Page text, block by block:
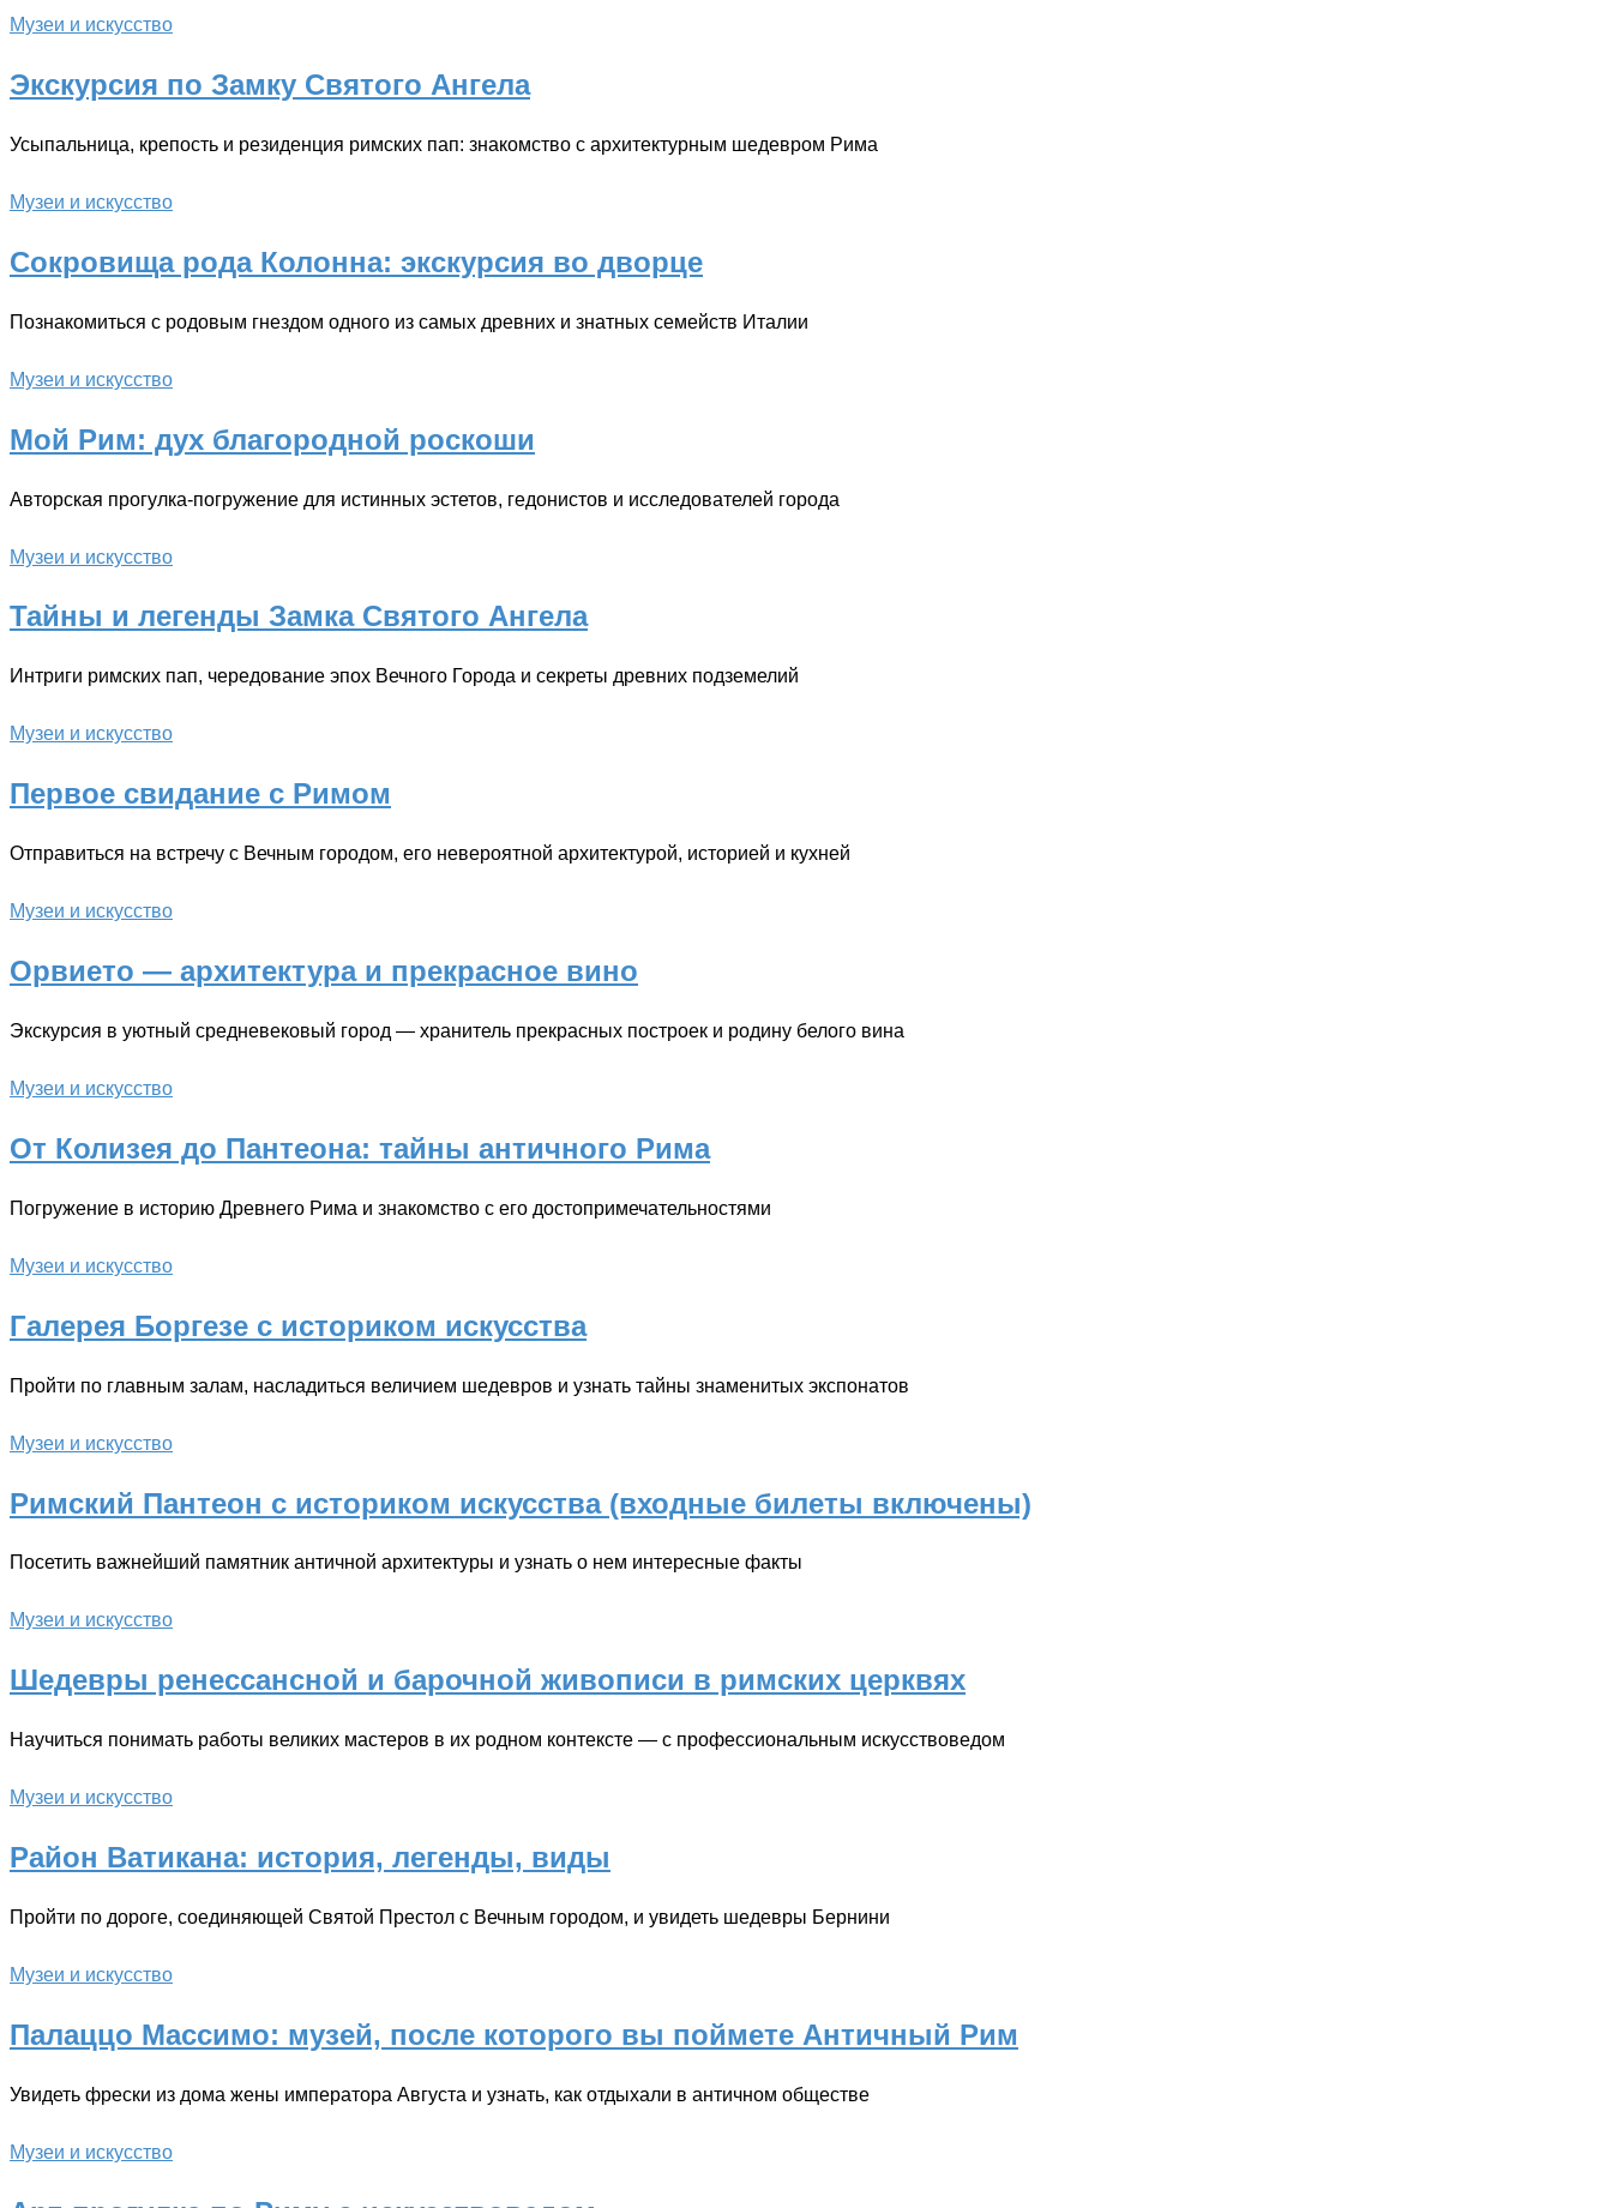
Музеи и искусство
Экскурсия по Замку Святого Ангела
Усыпальница, крепость и резиденция римских пап: знакомство с архитектурным шедевром Рима
Музеи и искусство
Сокровища рода Колонна: экскурсия во дворце
Познакомиться с родовым гнездом одного из самых древних и знатных семейств Италии
Музеи и искусство
Мой Рим: дух благородной роскоши
Авторская прогулка-погружение для истинных эстетов, гедонистов и исследователей города
Музеи и искусство
Тайны и легенды Замка Святого Ангела
Интриги римских пап, чередование эпох Вечного Города и секреты древних подземелий
Музеи и искусство
Первое свидание с Римом
Отправиться на встречу с Вечным городом, его невероятной архитектурой, историей и кухней
Музеи и искусство
Орвието — архитектура и прекрасное вино
Экскурсия в уютный средневековый город — хранитель прекрасных построек и родину белого вина
Музеи и искусство
От Колизея до Пантеона: тайны античного Рима
Погружение в историю Древнего Рима и знакомство с его достопримечательностями
Музеи и искусство
Галерея Боргезе с историком искусства
Пройти по главным залам, насладиться величием шедевров и узнать тайны знаменитых экспонатов
Музеи и искусство
Римский Пантеон с историком искусства (входные билеты включены)
Посетить важнейший памятник античной архитектуры и узнать о нем интересные факты
Музеи и искусство
Шедевры ренессансной и барочной живописи в римских церквях
Научиться понимать работы великих мастеров в их родном контексте — с профессиональным искусствоведом
Музеи и искусство
Район Ватикана: история, легенды, виды
Пройти по дороге, соединяющей Святой Престол с Вечным городом, и увидеть шедевры Бернини
Музеи и искусство
Палаццо Массимо: музей, после которого вы поймете Античный Рим
Увидеть фрески из дома жены императора Августа и узнать, как отдыхали в античном обществе
Музеи и искусство